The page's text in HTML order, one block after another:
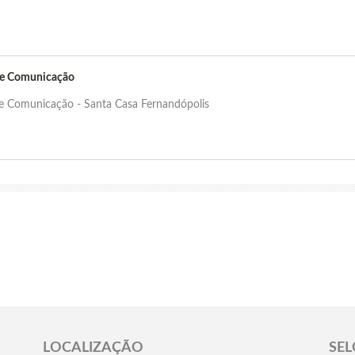
Comunicação
Comunicação - Santa Casa Fernandópolis
LOCALIZAÇÃO